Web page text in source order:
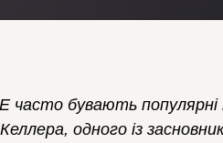
часто бувають
одного із